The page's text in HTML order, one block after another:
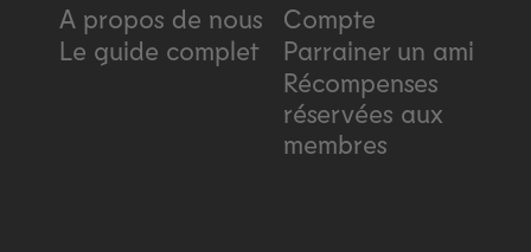
A propos de nous
Le guide complet
Compte
Parrainer un ami
Récompenses
réservées aux
membres